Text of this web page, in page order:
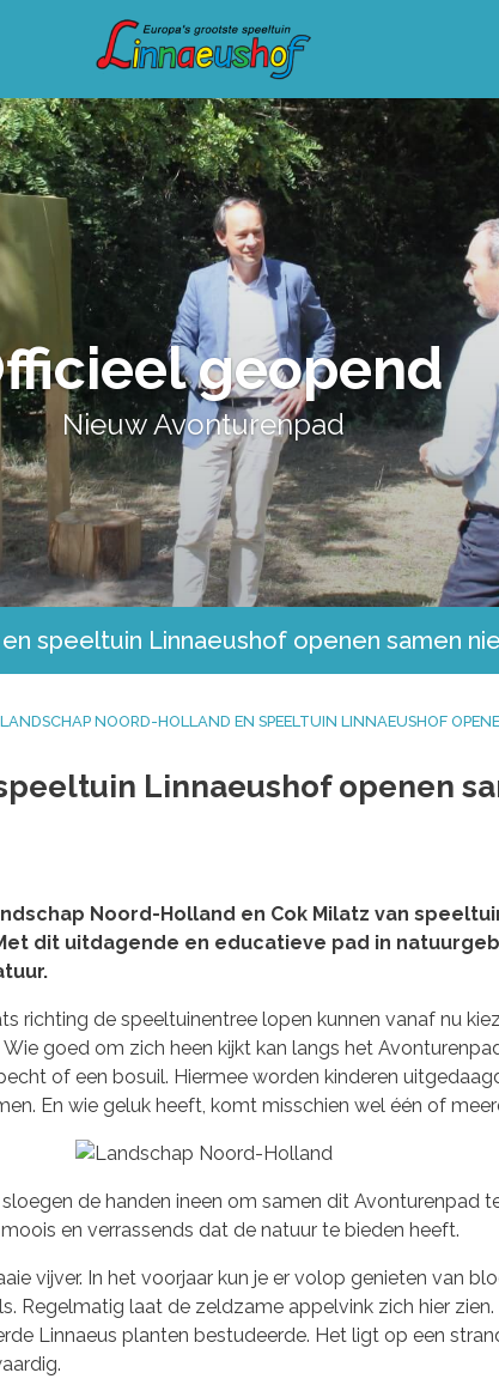
geopend
Nieuw Avonturenpad
speeltuin Linnaeushof openen samen
LANDSCHAP NOORD-HOLLAND EN SPEELTUIN LINNAEUSHOF
Linnaeushof openen
Noord-Holland en Cok Milatz van
dit uitdagende en educatieve pad in
richting de speeltuinentree lopen kunnen vanaf nu
goed om zich heen kijkt kan langs het
of een bosuil. Hiermee worden kinderen
En wie geluk heeft, komt misschien wel één of
de handen ineen om samen dit Avonturenpad
en verrassends dat de natuur te bieden heeft.
vijver. In het voorjaar kun je er volop genieten van
Regelmatig laat de zeldzame appelvink zich hier
Linnaeus planten bestudeerde. Het ligt op een